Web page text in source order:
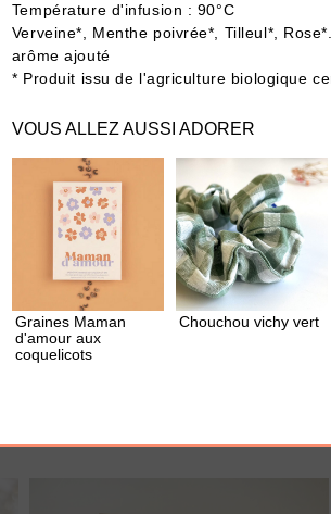
Température d'infusion : 90°C
Verveine*, Menthe poivrée*, Tilleul*,
arôme ajouté
* Produit issu de l'agriculture biologique
VOUS ALLEZ AUSSI ADORER
Graines Maman
d'amour aux
coquelicots
Chouchou vichy vert
487 produits
AJOUTER À MA BOX